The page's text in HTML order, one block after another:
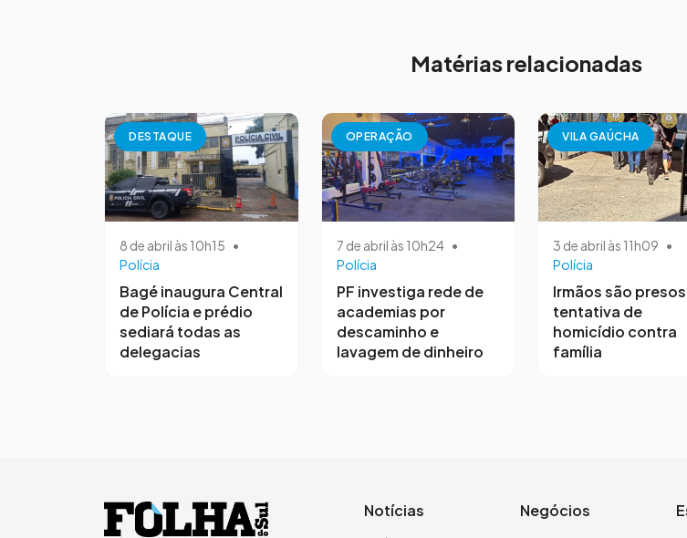
Matérias relacionadas
DESTAQUE
8 de abril às 10h15 •
Polícia
Bagé inaugura Central
de Polícia e prédio
sediará todas as
delegacias
OPERAÇÃO
7 de abril às 10h24 •
Polícia
PF investiga rede de
academias por
descaminho e
lavagem de dinheiro
VILA GAÚCHA
3 de abril às 11h09 •
Polícia
Irmãos são
tentativa de
homicídio contra
família
Notícias Negócios